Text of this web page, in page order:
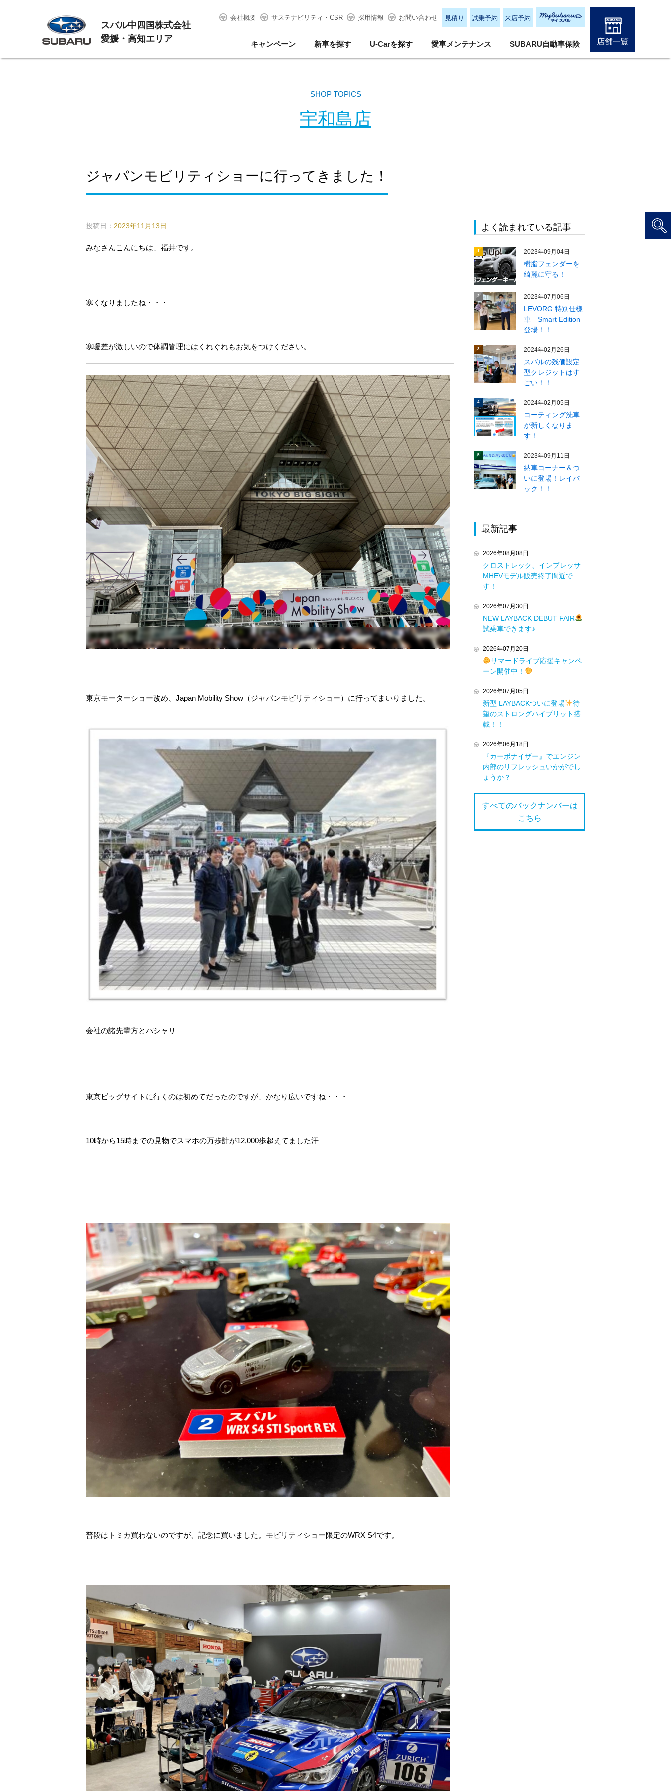
スバル中四国株式会社
愛媛・高知エリア
会社概要 サステナビリティ・CSR 採用情報 お問い合わせ 見積り 試乗予約 来店予約
キャンペーン 新車を探す U-Carを探す 愛車メンテナンス SUBARU自動車保険 店舗一覧
SHOP TOPICS
宇和島店
ジャパンモビリティショーに行ってきました！
投稿日： 2023年11月13日
みなさんこんにちは、福井です。
寒くなりましたね・・・
寒暖差が激しいので体調管理にはくれぐれもお気をつけください。
東京モーターショー改め、Japan Mobility Show（ジャパンモビリティショー）に行ってまいりました。
会社の諸先輩方とパシャリ
東京ビッグサイトに行くのは初めてだったのですが、かなり広いですね・・・
10時から15時までの見物でスマホの万歩計が12,000歩超えてました汗
普段はトミカ買わないのですが、記念に買いました。モビリティショー限定のWRX S4です。
よく読まれている記事
1 2023年09月04日
樹脂フェンダーを
綺麗に守る！
2 2023年07月06日
LEVORG 特別仕様
車 Smart Edition
登場！！
3 2024年02月26日
スバルの残価設定
型クレジットはす
ごい！！
4 2024年02月05日
コーティング洗車
が新しくなりま
す！
5 2023年09月11日
納車コーナー＆つ
いに登場！レイバ
ック！！
最新記事
2026年08月08日
クロストレック、インプレッサ
MHEVモデル販売終了間近で
す！
2026年07月30日
NEW LAYBACK DEBUT FAIR
試乗車できます♪
2026年07月20日
サマードライブ応援キャンペ
ーン開催中！
2026年07月05日
新型 LAYBACKついに登場
待
望のストロングハイブリット搭
載！！
2026年06月18日
『カーボナイザー』でエンジン
内部のリフレッシュいかがでし
ょうか？
すべてのバックナンバーは
こちら